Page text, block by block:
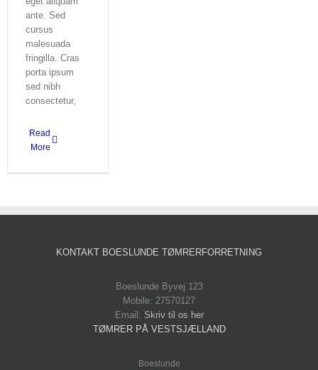
ante. Sed
cursus
malesuada
fringilla. Cras
porta ipsum
sed nibh
consectetur,
Read
More
KONTAKT BOESLUNDE TØMRERFORRETNING
Boeslunde Byvej 123
Mobile: 27570127
Email: Skriv til os her
TØMRER PÅ VESTSJÆLLAND
Boeslunde